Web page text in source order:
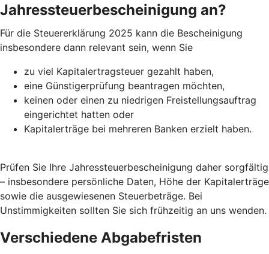
Jahressteuerbescheinigung an?
Für die Steuererklärung 2025 kann die Bescheinigung
insbesondere dann relevant sein, wenn Sie
zu viel Kapitalertragsteuer gezahlt haben,
eine Günstigerprüfung beantragen möchten,
keinen oder einen zu niedrigen Freistellungsauftrag
eingerichtet hatten oder
Kapitalerträge bei mehreren Banken erzielt haben.
Prüfen Sie Ihre Jahressteuerbescheinigung daher sorgfältig
– insbesondere persönliche Daten, Höhe der Kapitalerträge
sowie die ausgewiesenen Steuerbeträge. Bei
Unstimmigkeiten sollten Sie sich frühzeitig an uns wenden.
Verschiedene Abgabefristen